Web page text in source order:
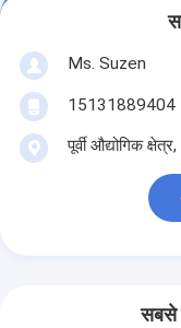
Ms. Suzen
15131889404
पूर्वी औद्योगिक
सबसे